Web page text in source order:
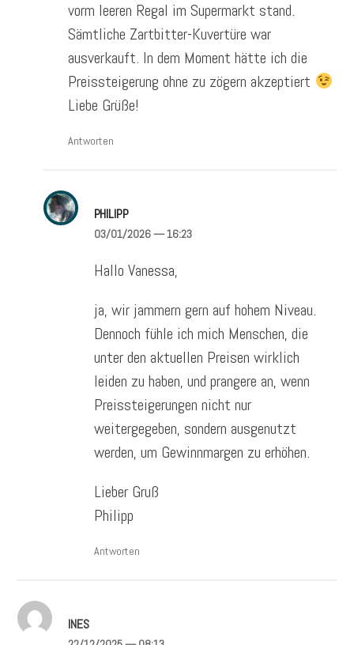
vorm leeren Regal im Supermarkt stand.
Sämtliche Zartbitter-Kuvertüre war
ausverkauft. In dem Moment hätte ich die
Preissteigerung ohne zu zögern akzeptiert
Liebe Grüße!
Antworten
PHILIPP
03/01/2026— 16:23
Hallo Vanessa,
ja, wir jammern gern auf hohem Niveau.
Dennoch fühle ich mich Menschen, die
unter den aktuellen Preisen wirklich
leiden zu haben, und prangere an, wenn
Preissteigerungen nicht nur
weitergegeben, sondern ausgenutzt
werden, um Gewinnmargen zu erhöhen.
Lieber Gruß
Philipp
Antworten
INES